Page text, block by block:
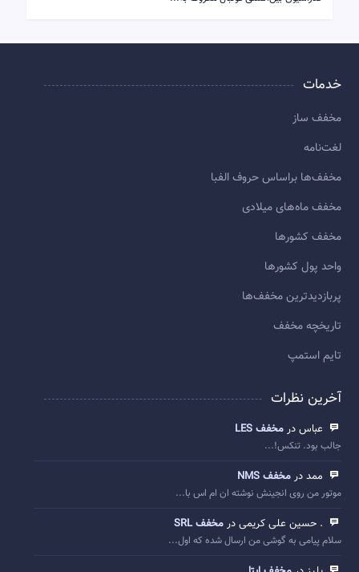
خدمات
مخفف ساز
لغت‌نامه
مخفف‌ها براساس حروف الفبا
مخفف ماه‌های میلادی
مخفف کشورها
واحد پول کشورها
پربازديدترين مخفف‌ها
تاريخچه مخفف
تایم استمپ
آخرین نظرات
عباس در مخفف LES
جالب بود. تنکس!...
ممد در مخفف NMS
موتور من روی انجینش نوشته ان ام اس با...
. حسین علی کریمی در مخفف SRL
سلام پیامی به گوشی من ارسال شده که اول...